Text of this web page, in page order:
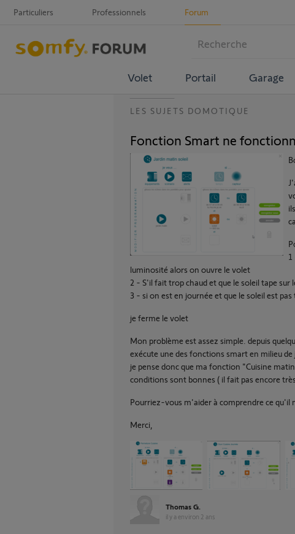
Particuliers Professionnels Forum
Volet Portail Garage
LES SUJETS DOMOTIQUE
Fonction Smart ne
1
luminosité alors on ouvre le volet
2 - S'il fait trop chaud et que le soleil tape
3 - si on est en journée et que le soleil est
je ferme le volet
Mon problème est assez simple. depuis
exécute une des fonctions smart en milieu de
je pense donc que ma fonction "Cuisine
conditions sont bonnes ( il fait pas encore
Pourriez-vous m'aider à comprendre ce qu'il
Merci,
Thomas G.
il y a environ 2 ans